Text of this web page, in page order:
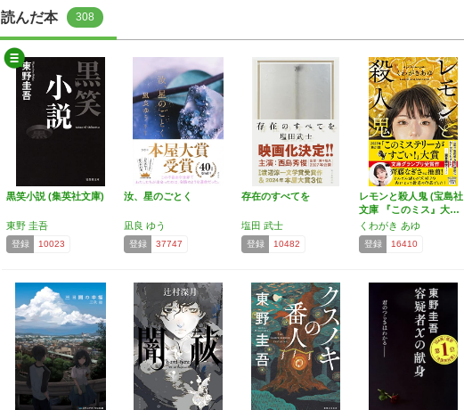
読んだ本 308
黒笑小説 (集英社文庫)
東野 圭吾
登録 10023
汝、星のごとく
凪良 ゆう
登録 37747
存在のすべてを
塩田 武士
登録 10482
レモンと殺人鬼 (宝島社
文庫 『このミス』大…
くわがき あゆ
登録 16410